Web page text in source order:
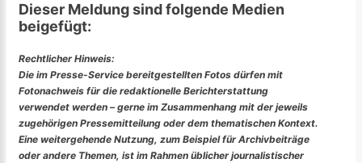
Dieser Meldung sind folgende Medien
beigefügt:
Rechtlicher Hinweis:
Die im Presse-Service bereitgestellten Fotos dürfen mit
Fotonachweis für die redaktionelle Berichterstattung
verwendet werden – gerne im Zusammenhang mit der jeweils
zugehörigen Pressemitteilung oder dem thematischen Kontext.
Eine weitergehende Nutzung, zum Beispiel für Archivbeiträge
oder andere Themen, ist im Rahmen üblicher journalistischer